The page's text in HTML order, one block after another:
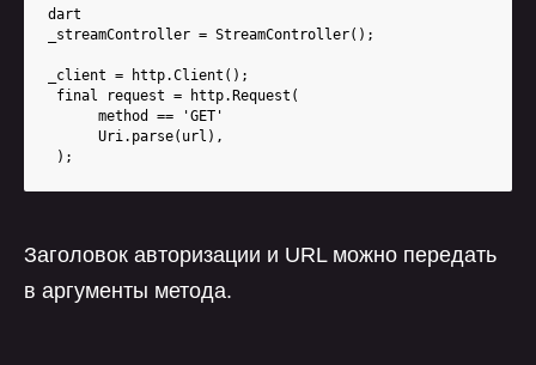
dart
_streamController = StreamController();
_client = http.Client();
final request = http.Request(
      method == 'GET'
      Uri.parse(url),
);
Заголовок авторизации и URL можно передать
в аргументы метода.